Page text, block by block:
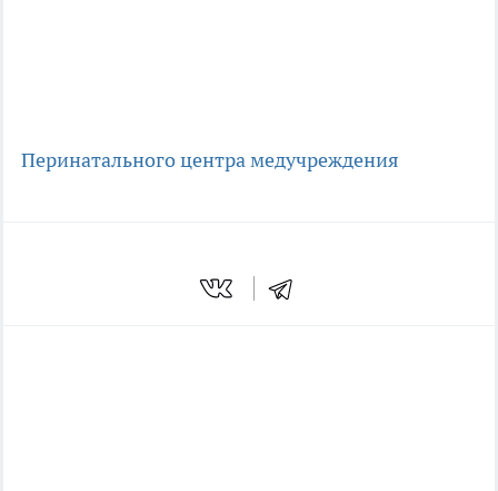
Перинатального центрамедучреждения